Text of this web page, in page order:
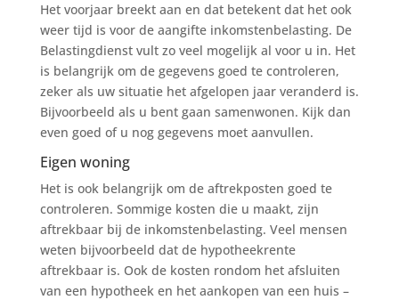
Het voorjaar breekt aan en dat betekent dat het ook
weer tijd is voor de aangifte inkomstenbelasting. De
Belastingdienst vult zo veel mogelijk al voor u in. Het
is belangrijk om de gegevens goed te controleren,
zeker als uw situatie het afgelopen jaar veranderd is.
Bijvoorbeeld als u bent gaan samenwonen. Kijk dan
even goed of u nog gegevens moet aanvullen.
Eigen woning
Het is ook belangrijk om de aftrekposten goed te
controleren. Sommige kosten die u maakt, zijn
aftrekbaar bij de inkomstenbelasting. Veel mensen
weten bijvoorbeeld dat de hypotheekrente
aftrekbaar is. Ook de kosten rondom het afsluiten
van een hypotheek en het aankopen van een huis –